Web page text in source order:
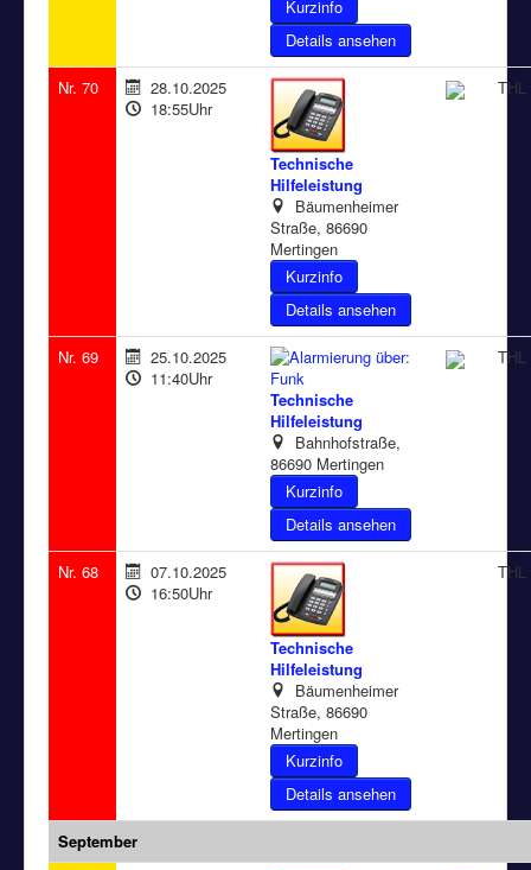
Details ansehen
Nr. 70
28.10.2025
18:55Uhr
Technische
Hilfeleistung
Bäumenheimer
Straße, 86690
Mertingen
Details ansehen
THL
Nr. 69
25.10.2025
11:40Uhr
Technische
Hilfeleistung
Bahnhofstraße,
86690 Mertingen
Details ansehen
THL
Nr. 68
07.10.2025
16:50Uhr
Technische
Hilfeleistung
Bäumenheimer
Straße, 86690
Mertingen
Details ansehen
THL
September